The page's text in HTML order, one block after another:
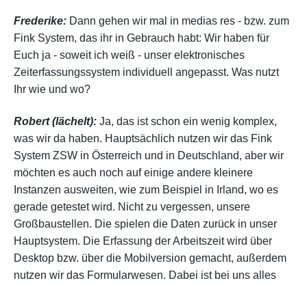
Frederike: Dann gehen wir mal in medias res - bzw. zum
Fink System, das ihr in Gebrauch habt: Wir haben für
Euch ja - soweit ich weiß - unser elektronisches
Zeiterfassungssystem individuell angepasst. Was nutzt
Ihr wie und wo?
Robert (lächelt): Ja, das ist schon ein wenig komplex,
was wir da haben. Hauptsächlich nutzen wir das Fink
System ZSW in Österreich und in Deutschland, aber wir
möchten es auch noch auf einige andere kleinere
Instanzen ausweiten, wie zum Beispiel in Irland, wo es
gerade getestet wird. Nicht zu vergessen, unsere
Großbaustellen. Die spielen die Daten zurück in unser
Hauptsystem. Die Erfassung der Arbeitszeit wird über
Desktop bzw. über die Mobilversion gemacht, außerdem
nutzen wir das Formularwesen. Dabei ist bei uns alles